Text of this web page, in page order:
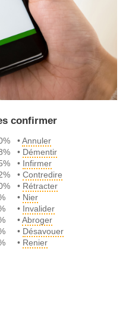
confirmer
•Annuler
• Démentir
• Infirmer
•Contredire
• Rétracter
• Nier
• Invalider
•Abroger
• Désavouer
• Renier